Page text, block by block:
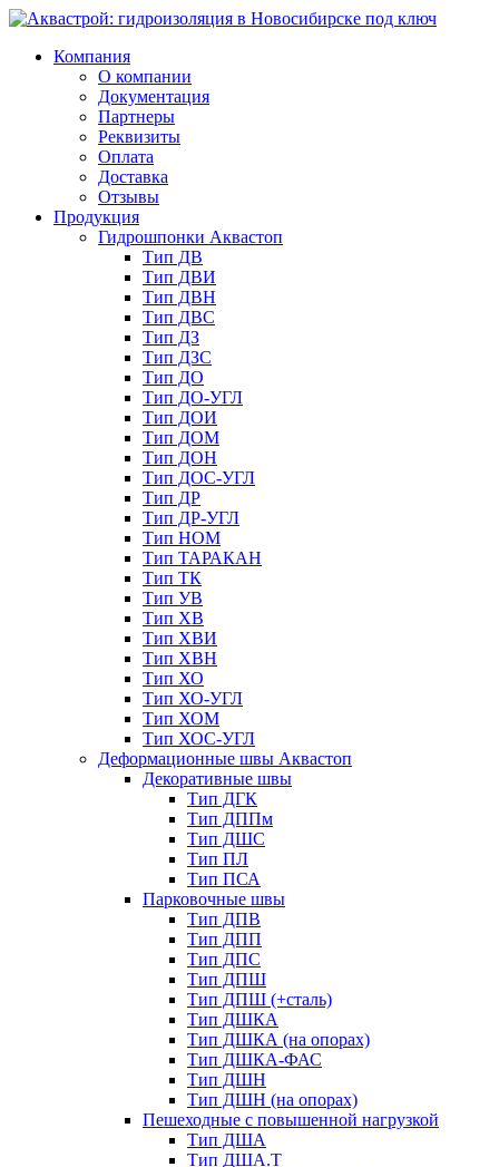
Компания
О компании
Документация
Партнеры
Реквизиты
Оплата
Доставка
Отзывы
Продукция
Гидрошпонки Аквастоп
Тип ДВ
Тип ДВИ
Тип ДВН
Тип ДВС
Тип ДЗ
Тип ДЗС
Тип ДО
Тип ДО-УГЛ
Тип ДОИ
Тип ДОМ
Тип ДОН
Тип ДОС-УГЛ
Тип ДР
Тип ДР-УГЛ
Тип НОМ
Тип ТАРАКАН
Тип ТК
Тип УВ
Тип ХВ
Тип ХВИ
Тип ХВН
Тип ХО
Тип ХО-УГЛ
Тип ХОМ
Тип ХОС-УГЛ
Деформационные швы Аквастоп
Декоративные швы
Тип ДГК
Тип ДППм
Тип ДШС
Тип ПЛ
Тип ПСА
Парковочные швы
Тип ДПВ
Тип ДПП
Тип ДПС
Тип ДПШ
Тип ДПШ (+сталь)
Тип ДШКА
Тип ДШКА (на опорах)
Тип ДШКА-ФАС
Тип ДШН
Тип ДШН (на опорах)
Пешеходные с повышенной нагрузкой
Тип ДША
Тип ДША.Т